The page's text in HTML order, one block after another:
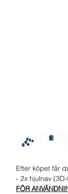
Efter köpet får
- 2x hjulnav
FÖR